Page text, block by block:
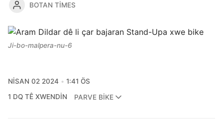
BOTAN TIMES
Ji-bo-malpera-nu-6
NISAN 02 2024
1:41 ÖS
1 DQ TÊ XWENDIN
PARVE BIKE